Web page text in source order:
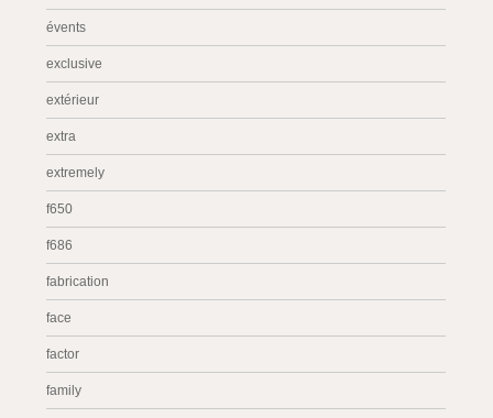
évents
exclusive
extérieur
extra
extremely
f650
f686
fabrication
face
factor
family